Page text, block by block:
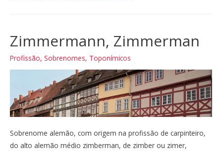
Zimmermann, Zimmerman
Profissão, Sobrenomes, Toponímicos
Sobrenome alemão, com origem na profissão de carpinteiro,
do alto alemão médio zimberman, de zimber ou zimer,